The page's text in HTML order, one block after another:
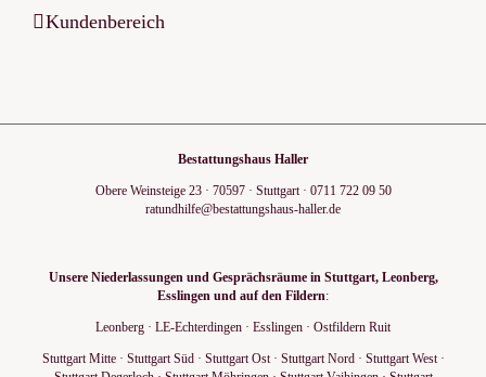
Kundenbereich
Bestattungshaus Haller
Obere Weinsteige 23· 70597· Stuttgart· 0711 722 09 50
ratundhilfe@bestattungshaus-haller.de
Unsere Niederlassungen und Gesprächsräume in Stuttgart, Leonberg,
Esslingen und auf den Fildern:
Leonberg · LE-Echterdingen · Esslingen · Ostfildern Ruit
Stuttgart Mitte· Stuttgart Süd· Stuttgart Ost· Stuttgart Nord· Stuttgart West·